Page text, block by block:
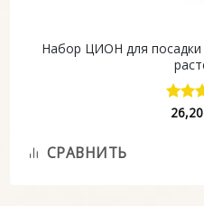
Набор ЦИОН для посадки
26,20
СРАВНИТЬ